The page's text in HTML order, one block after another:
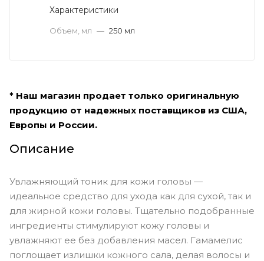
Характеристики
Объем, мл — 250 мл
* Наш магазин продает только оригинальную
продукцию от надежных поставщиков из США,
Европы и России.
Описание
Увлажняющий тоник для кожи головы —
идеальное средство для ухода как для сухой, так и
для жирной кожи головы. Тщательно подобранные
ингредиенты стимулируют кожу головы и
увлажняют ее без добавления масел. Гамамелис
поглощает излишки кожного сала, делая волосы и